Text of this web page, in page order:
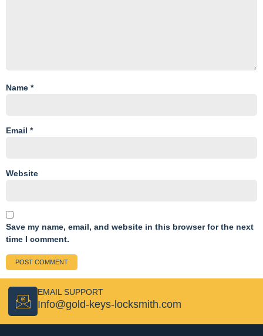
Name *
Email *
Website
Save my name, email, and website in this browser for the next
time I comment.
EMAIL SUPPORT
Info@gold-keys-locksmith.com